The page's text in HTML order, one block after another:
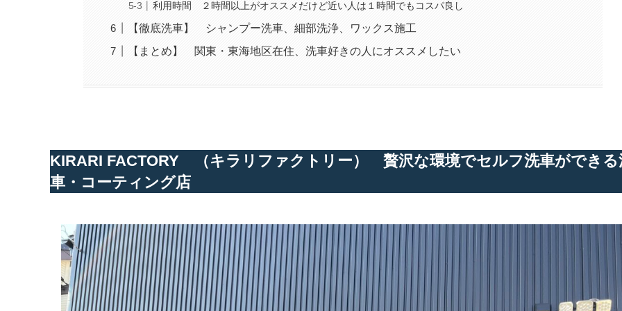
利用時間 ２時間以上がオススメだけど近い人は１時間でもコスパ良し
【徹底洗車】 シャンプー洗車、細部洗浄、ワックス施工
【まとめ】 関東・東海地区在住、洗車好きの人にオススメしたい
KIRARI FACTORY （キラリファクトリー） 贅沢な環境でセルフ洗車ができる
車・コーティング店